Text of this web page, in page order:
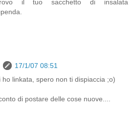
il tuo sacchetto di insalata
17/1/07 08:51
ho linkata, spero non ti dispiaccia ;o)
di postare delle cose nuove....